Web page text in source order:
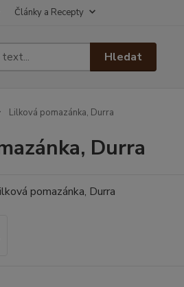
Články a Recepty
Hledat
Lilková pomazánka, Durra
Durra